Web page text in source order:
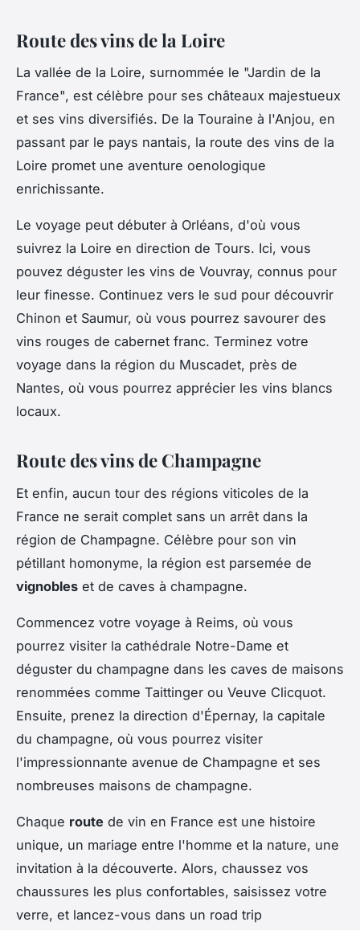
Route des vins de la Loire
La vallée de la Loire, surnommée le "Jardin de la
France", est célèbre pour ses châteaux majestueux
et ses vins diversifiés. De la Touraine à l'Anjou, en
passant par le pays nantais, la route des vins de la
Loire promet une aventure oenologique
enrichissante.
Le voyage peut débuter à Orléans, d'où vous
suivrez la Loire en direction de Tours. Ici, vous
pouvez déguster les vins de Vouvray, connus pour
leur finesse. Continuez vers le sud pour découvrir
Chinon et Saumur, où vous pourrez savourer des
vins rouges de cabernet franc. Terminez votre
voyage dans la région du Muscadet, près de
Nantes, où vous pourrez apprécier les vins blancs
locaux.
Route des vins de Champagne
Et enfin, aucun tour des régions viticoles de la
France ne serait complet sans un arrêt dans la
région de Champagne. Célèbre pour son vin
pétillant homonyme, la région est parsemée de
vignobles et de caves à champagne.
Commencez votre voyage à Reims, où vous
pourrez visiter la cathédrale Notre-Dame et
déguster du champagne dans les caves de maisons
renommées comme Taittinger ou Veuve Clicquot.
Ensuite, prenez la direction d'Épernay, la capitale
du champagne, où vous pourrez visiter
l'impressionnante avenue de Champagne et ses
nombreuses maisons de champagne.
Chaque route de vin en France est une histoire
unique, un mariage entre l'homme et la nature, une
invitation à la découverte. Alors, chaussez vos
chaussures les plus confortables, saisissez votre
verre, et lancez-vous dans un road trip